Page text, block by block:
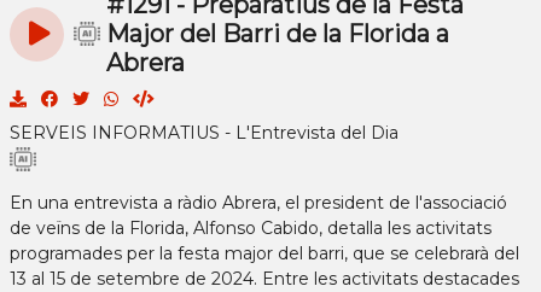
Major del Barri de la Florida a
Abrera
SERVEIS INFORMATIUS - L'Entrevista del Dia
En una entrevista a ràdio Abrera, el president de l'associació
de veïns de la Florida, Alfonso Cabido, detalla les activitats
programades per la festa major del barri, que se celebrarà del
13 al 15 de setembre de 2024. Entre les activitats destacades